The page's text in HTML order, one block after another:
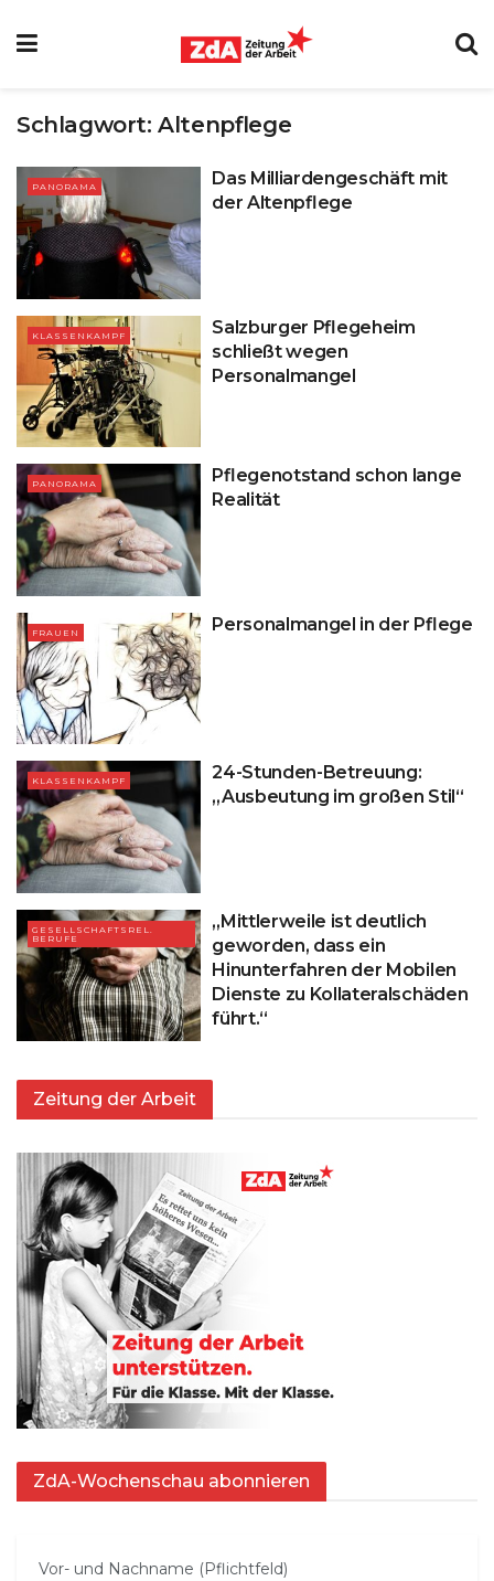
Schlagwort:Altenpflege
PANORAMA
Das Milliardengeschäft mit
der Altenpflege
KLASSENKAMPF
Salzburger Pflegeheim
schließt wegen
Personalmangel
PANORAMA
Pflegenotstand schon lange
Realität
FRAUEN Personalmangel in der Pflege
KLASSENKAMPF
24-Stunden-Betreuung:
„Ausbeutung im großen Stil“
GESELLSCHAFTSREL.
BERUFE
„Mittlerweile ist deutlich
geworden, dass ein
Hinunterfahren der Mobilen
Dienste zu Kollateralschäden
führt.“
Zeitung der Arbeit
ZdA-Wochenschau abonnieren
Vor- und Nachname (Pflichtfeld)